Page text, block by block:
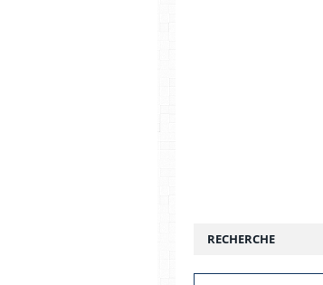
RECHERCHE